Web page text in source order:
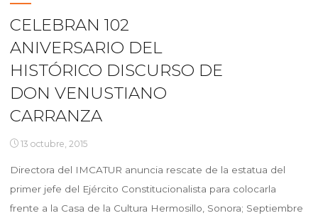
DE
LA
HERENCIA
HISPANA”
TUCZON,
AZ."
CELEBRAN 102
ANIVERSARIO DEL
HISTÓRICO DISCURSO DE
DON VENUSTIANO
CARRANZA
13 octubre, 2015
Directora del IMCATUR anuncia rescate de la estatua del
primer jefe del Ejército Constitucionalista para colocarla
frente a la Casa de la Cultura Hermosillo, Sonora; Septiembre